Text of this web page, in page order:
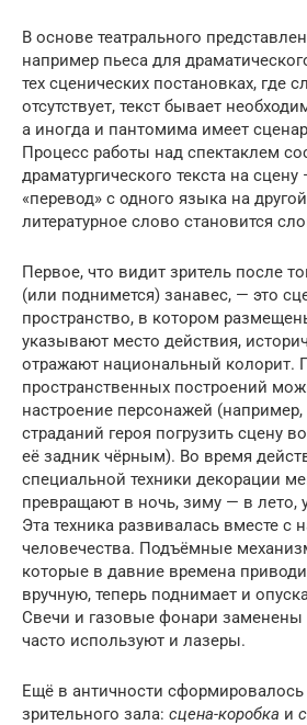
В основе театрального
например пьеса для
тех сценических постановках, где
отсутствует, текст бывает
а иногда и пантомима имеет
Процесс работы над спектаклем
драматургического текста на
«перевод» с одного языка на
литературное слово становится
Первое, что видит зритель после
(или поднимется) занавес, — это
пространство, в котором
указывают место действия,
отражают национальный колорит.
пространственных построений
настроение персонажей
страданий героя погрузить сцену
её задник чёрным). Во время
специальной техники декорации
превращают в ночь, зиму — в лето,
Эта техника развивалась вместе
человечества. Подъёмные
которые в давние времена
вручную, теперь поднимает и
Свечи и газовые фонари
часто используют и лазеры.
Ещё в античности
зрительного зала: сцена-коробка и